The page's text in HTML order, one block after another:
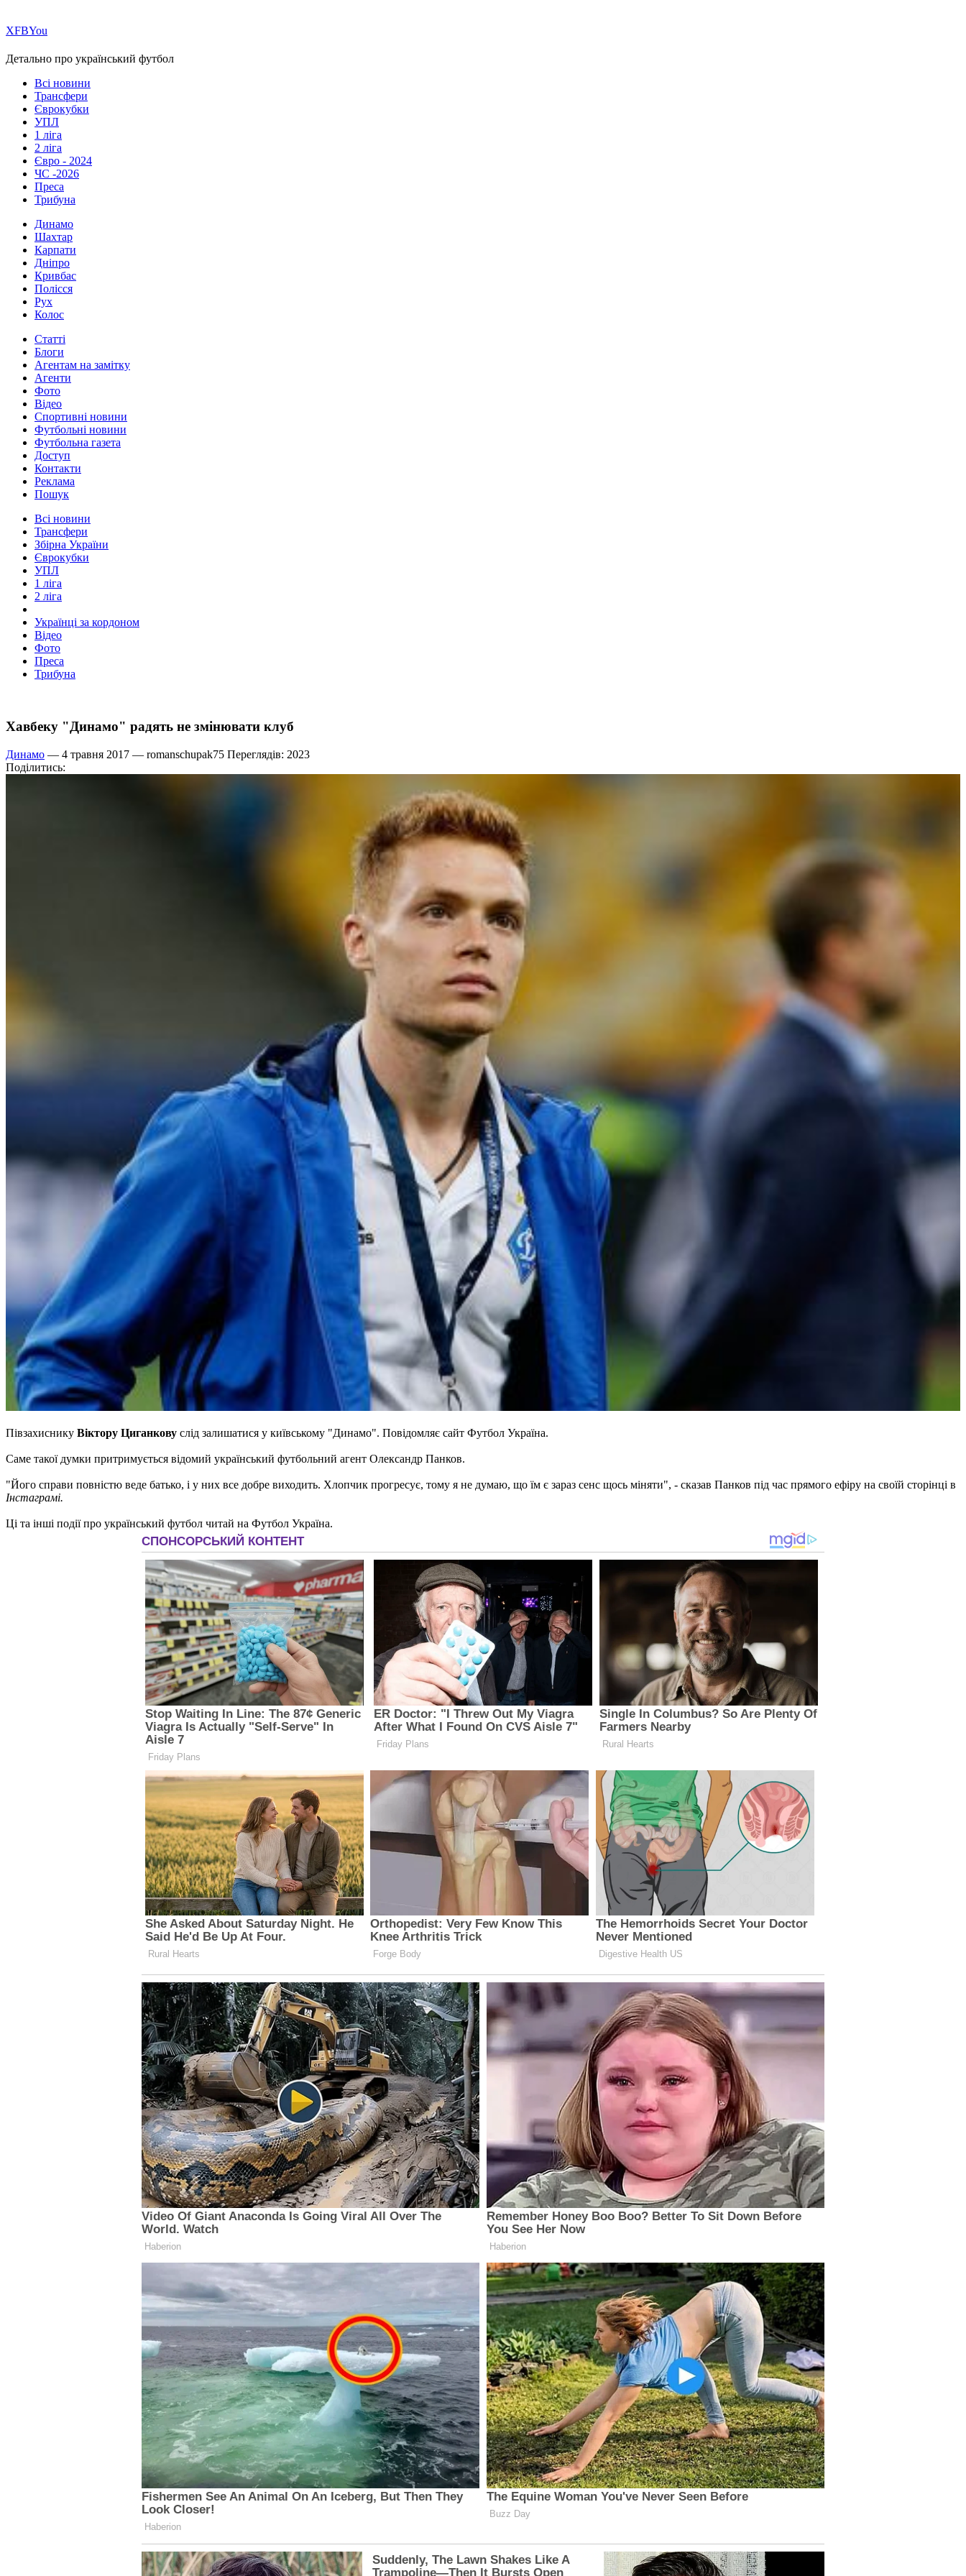
ХFBYou
Детально про український футбол
Всі новини
Трансфери
Єврокубки
УПЛ
1 ліга
2 ліга
Євро - 2024
ЧС -2026
Преса
Трибуна
Динамо
Шахтар
Карпати
Дніпро
Кривбас
Полісся
Рух
Колос
Статті
Блоги
Агентам на замітку
Агенти
Фото
Відео
Спортивні новини
Футбольні новини
Футбольна газета
Доступ
Контакти
Реклама
Пошук
Всі новини
Трансфери
Збірна України
Єврокубки
УПЛ
1 ліга
2 ліга
Українці за кордоном
Відео
Фото
Преса
Трибуна
Хавбеку "Динамо" радять не змінювати клуб
Динамо — 4 травня 2017 — romanschupak75 Переглядів: 2023
Поділитись:
Півзахиснику Віктору Циганкову слід залишатися у київському "Динамо". Повідомляє сайт Футбол Україна.
Саме такої думки притримується відомий український футбольний агент Олександр Панков.
"Його справи повністю веде батько, і у них все добре виходить. Хлопчик прогресує, тому я не думаю, що їм є зараз сенс щось міняти", - сказав Панков під час прямого ефіру на своїй сторінці в
Інстаграмі.
Ці та інші події про український футбол читай на Футбол Україна.